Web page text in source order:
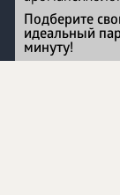
Перейти на
Подберите
идеальный
минуту!